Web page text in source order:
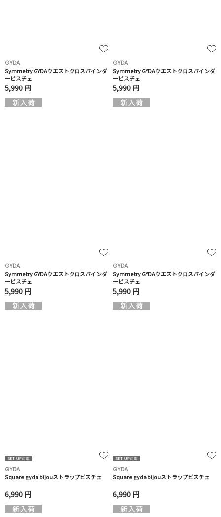
GYDA
Symmetry GYDAウエストクロスバインダ
ービスチェ
5,990 円
GYDA
Symmetry GYDAウエストクロスバインダ
ービスチェ
5,990 円
GYDA
Symmetry GYDAウエストクロスバインダ
ービスチェ
5,990 円
GYDA
Symmetry GYDAウエストクロスバインダ
ービスチェ
5,990 円
GYDA
Square gyda bijouストラップビスチェ
6,990 円
GYDA
Square gyda bijouストラップビスチェ
6,990 円